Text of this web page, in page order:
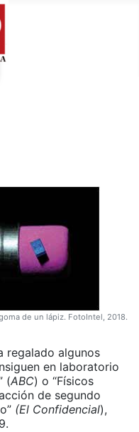
de un lápiz. FotoIntel, 2018.
regalado algunos
en laboratorio
(ABC) o “Físicos
de segundo
(El Confidencial),